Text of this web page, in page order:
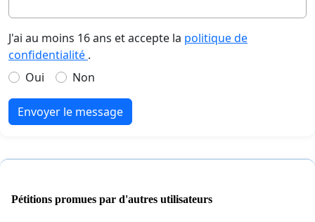
J'ai au moins 16 ans et accepte la politique de
confidentialité .
Oui
Non
Envoyer le message
Pétitions promues par d'autres utilisateurs